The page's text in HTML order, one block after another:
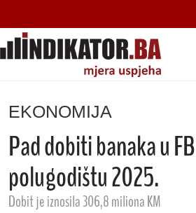
EKONOMIJA
Pad dobiti banaka u
polugodištu 2025.
Dobit je iznosila 306,8 miliona KM